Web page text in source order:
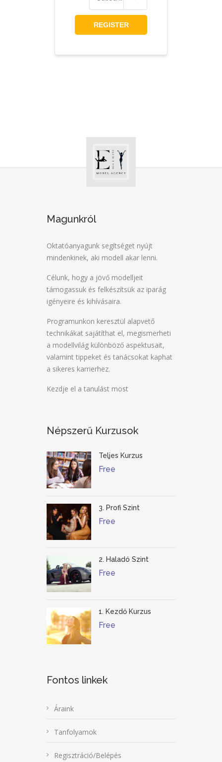
REGISTER
Magunkról
Oktatóanyagunk segítséget nyújt
mindenkinek, aki modell akar lenni.
Célunk, hogy a jövő modelljeit
támogassuk és felkészítsük az iparág
igényeire és kihívásaira.
Programunkon keresztül alapvető
technikákat sajátíthat el, megismerheti
a modellvilág különböző aspektusait,
valamint tippeket és tanácsokat kaphat
a sikeres karrierhez.
Kezdje el a tanulást most
Népszerű Kurzusok
Teljes Kurzus
Free
3. Profi Szint
Free
2. Haladó Szint
Free
1. Kezdő Kurzus
Free
Fontos linkek
Áraink
Tanfolyamok
Regisztráció/Belépés